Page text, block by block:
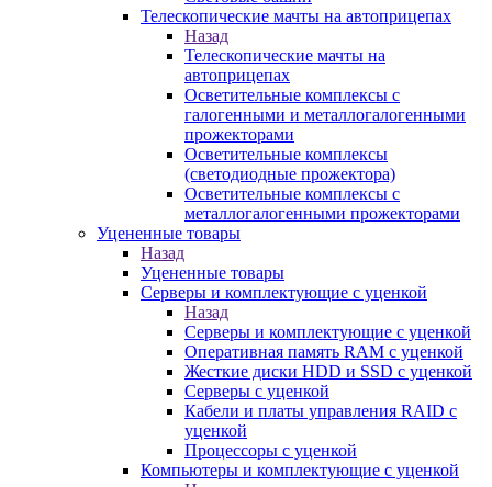
Телескопические мачты на автоприцепах
Назад
Телескопические мачты на
автоприцепах
Осветительные комплексы с
галогенными и металлогалогенными
прожекторами
Осветительные комплексы
(светодиодные прожектора)
Осветительные комплексы с
металлогалогенными прожекторами
Уцененные товары
Назад
Уцененные товары
Серверы и комплектующие с уценкой
Назад
Серверы и комплектующие с уценкой
Оперативная память RAM с уценкой
Жесткие диски HDD и SSD с уценкой
Серверы с уценкой
Кабели и платы управления RAID с
уценкой
Процессоры с уценкой
Компьютеры и комплектующие с уценкой